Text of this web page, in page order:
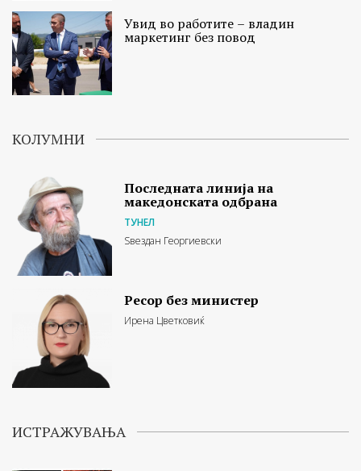
Увид во работите – владин
маркетинг без повод
КОЛУМНИ
Последната линија на
македонската одбрана
ТУНЕЛ
Ѕвездан Георгиевски
Ресор без министер
Ирена Цветковиќ
ИСТРАЖУВАЊА